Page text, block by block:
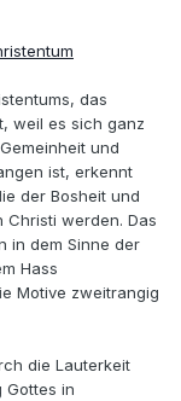
das
weil es sich ganz
und
ist, erkennt
der Bosheit und
werden. Das
in dem Sinne der
Hass
Motive zweitrangig
die Lauterkeit
Gottes in